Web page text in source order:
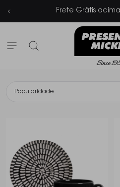
Parcelamento em
Popularidade